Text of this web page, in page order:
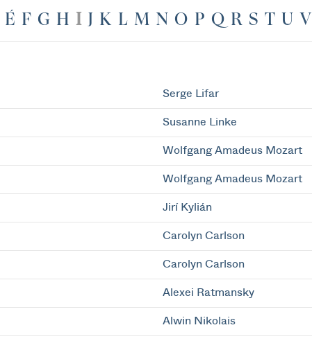
É F G H I J K L M N O P Q R S T U V
Serge Lifar
Susanne Linke
Wolfgang Amadeus Mozart
Wolfgang Amadeus Mozart
Jirí Kylián
Carolyn Carlson
Carolyn Carlson
Alexei Ratmansky
Alwin Nikolais